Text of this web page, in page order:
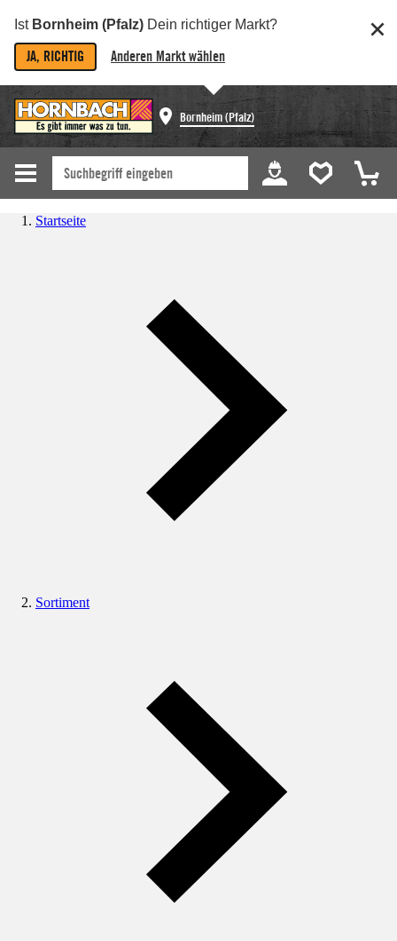
Ist Bornheim (Pfalz) Dein richtiger Markt?
JA, RICHTIG Anderen Markt wählen
Bornheim (Pfalz)
Startseite
Sortiment